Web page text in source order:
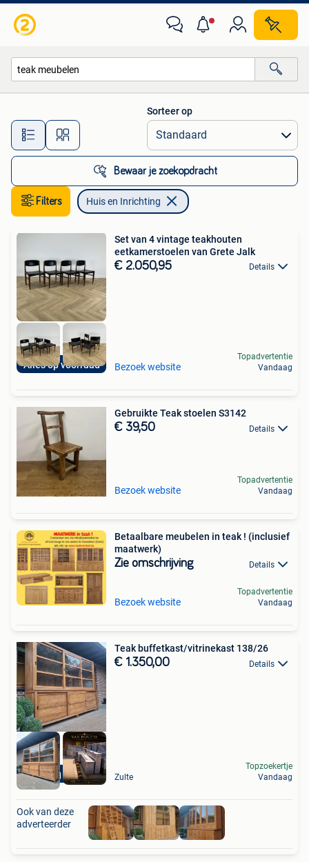
Alle afstanden…
Sorteer op
Bewaar je zoekopdracht
Filters Huis en Inrichting
Alles op voorraad
Set van 4 vintage teakhouten
eetkamerstoelen van Grete Jalk
€ 2.050,95 Details
Bezoek website
Topadvertentie
Vandaag
Gebruikte Teak stoelen S3142
€ 39,50 Details
Bezoek website
Topadvertentie
Vandaag
Betaalbare meubelen in teak ! (inclusief
maatwerk)
Zie omschrijving Details
Bezoek website
Topadvertentie
Vandaag
Levering mogelijk
Teak buffetkast/vitrinekast 138/26
€ 1.350,00 Details
Zulte
Topzoekertje
Vandaag
Ook van deze
adverteerder